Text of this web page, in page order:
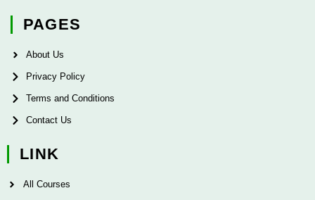
PAGES
About Us
Privacy Policy
Terms and Conditions
Contact Us
LINK
All Courses